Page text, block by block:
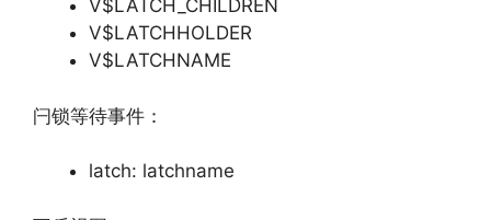
V$LATCH_CHILDREN
V$LATCHHOLDER
V$LATCHNAME
闩锁等待事件：
latch: latchname